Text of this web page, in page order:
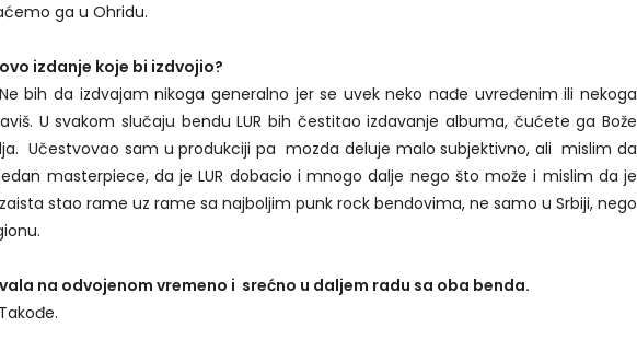
ga u Ohridu.
izdanje koje bi izdvojio?
Ne bih da izdvajam nikoga generalno jer se uvek neko nađe uvređenim ili nekoga
U svakom slučaju bendu LUR bih čestitao izdavanje albuma, čućete ga Bože
Učestvovao sam u produkciji pa mozda deluje malo subjektivno, ali mislim da
masterpiece, da je LUR dobacio i mnogo dalje nego što može i mislim da je
stao rame uz rame sa najboljim punk rock bendovima, ne samo u Srbiji, nego
na odvojenom vremeno i srećno u daljem radu sa oba benda.
Takođe.